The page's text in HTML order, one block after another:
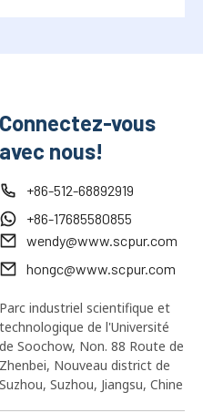
Connectez-vous
avec nous!
+86-512-68892919
+86-17685580855
wendy@www.scpur.com
hongc@www.scpur.com
Parc industriel scientifique et
technologique de l'Université
de Soochow, Non. 88 Route de
Zhenbei, Nouveau district de
Suzhou, Suzhou, Jiangsu, Chine